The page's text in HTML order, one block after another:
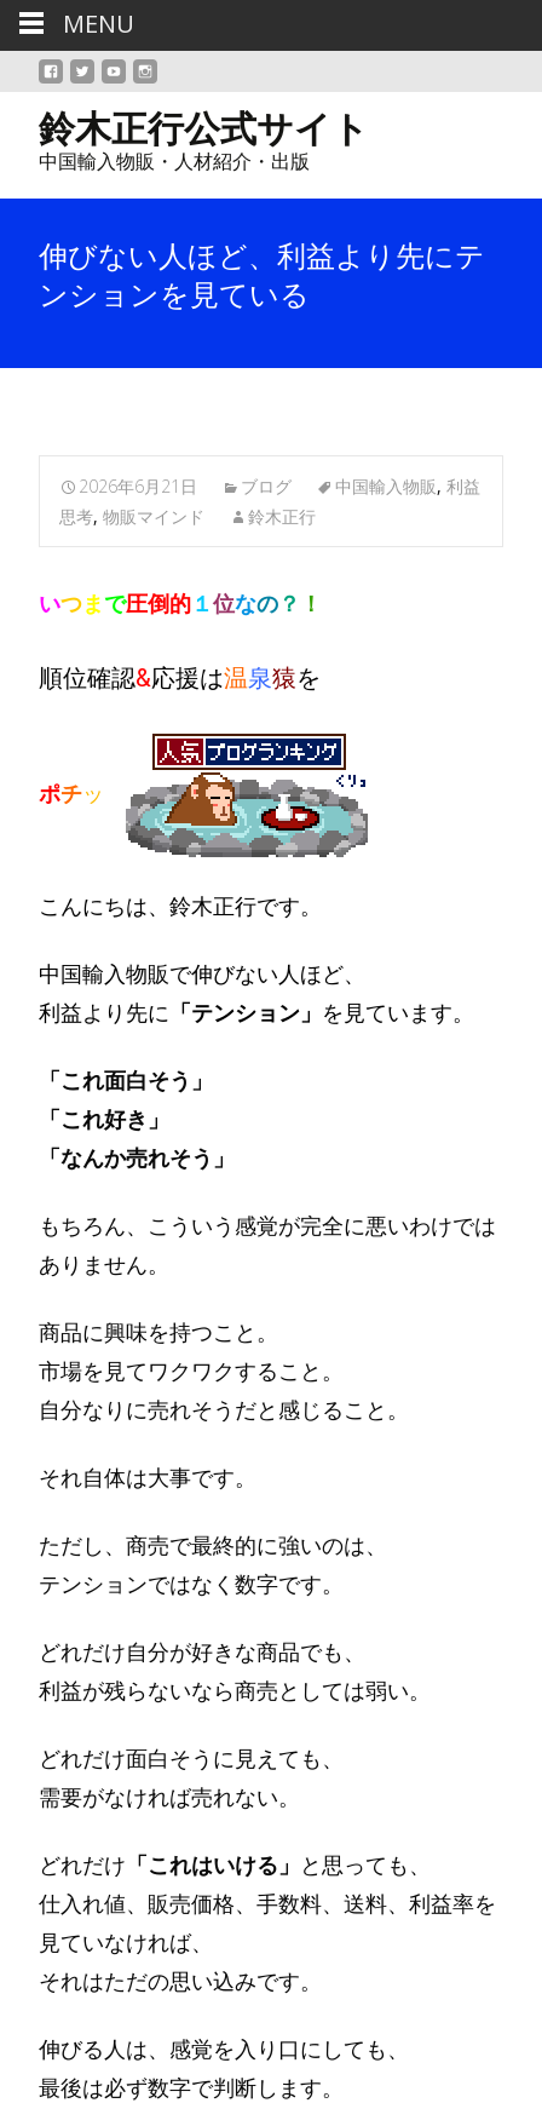
鈴木正行公式サイト
中国輸入物販・人材紹介・出版
伸びない人ほど、利益より先にテ
ンションを見ている
2026年6月21日 ブログ 中国輸入物販, 利益
思考, 物販マインド 鈴木正行
いつまで圧倒的１位なの ？ ！
順位確認&応援は温泉猿を
ポチッ
こんにちは、鈴木正行です。
中国輸入物販で伸びない人ほど、
利益より先に 「テンション」 を見ています。
「これ面白そう」
「これ好き」
「なんか売れそう」
もちろん、こういう感覚が完全に悪いわけでは
ありません。
商品に興味を持つこと。
市場を見てワクワクすること。
自分なりに売れそうだと感じること。
それ自体は大事です。
ただし、商売で最終的に強いのは、
テンションではなく数字です。
どれだけ自分が好きな商品でも、
利益が残らないなら商売としては弱い。
どれだけ面白そうに見えても、
需要がなければ売れない。
どれだけ 「これはいける」 と思っても、
仕入れ値、販売価格、手数料、送料、利益率を
見ていなければ、
それはただの思い込みです。
伸びる人は、感覚を入り口にしても、
最後は必ず数字で判断します。
MENU